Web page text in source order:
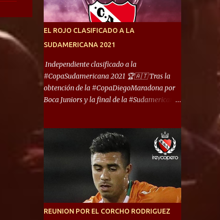
ello son protagonistas de un clásico de los
transitó por la primera división del fútbol
local durante muchos años. Dock Sud es otro
de los que comparten esas tierras, aunque el
foco de atención es la convivencia
Independiente - Racing. “No encuentro, más
clubes y tanta gente en este deporte”,
afirmó Facundo Moyano. “Creo que
Avellaneda...
EL ROJO CLASIFICADO A LA
SUDAMERICANA 2021
Independiente clasificado a la
#CopaSudamericana 2021 🏆🇦🇹 Tras la
obtención de la #CopaDiegoMaradona por
Boca Juniors y la final de la #Sudamericana
condiciones el Rey de Copas se clasifica a la
Copa Sudamericana de este 2021. En este
año, la Sudamericana sufrirá modificaciones
en su formato, que iniciará en fase de grupos
con 6 partidos, de los cuales sólo los
primeros de cada grupo jugarán los 8vos.
REUNION POR EL CORCHO RODRIGUEZ